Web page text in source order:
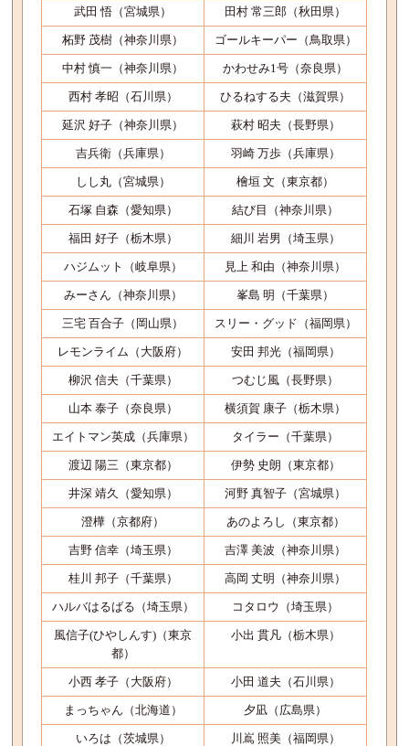
武田 悟（宮城県） 田村 常三郎（秋田県）
柘野 茂樹（神奈川県） ゴールキーパー（鳥取県）
中村 慎一（神奈川県） かわせみ1号（奈良県）
西村 孝昭（石川県） ひるねする夫（滋賀県）
延沢 好子（神奈川県） 萩村 昭夫（長野県）
吉兵衛（兵庫県） 羽崎 万歩（兵庫県）
しし丸（宮城県） 檜垣 文（東京都）
石塚 自森（愛知県） 結び目（神奈川県）
福田 好子（栃木県） 細川 岩男（埼玉県）
ハジムット（岐阜県） 見上 和由（神奈川県）
みーさん（神奈川県） 峯島 明（千葉県）
三宅 百合子（岡山県） スリー・グッド（福岡県）
レモンライム（大阪府） 安田 邦光（福岡県）
柳沢 信夫（千葉県） つむじ風（長野県）
山本 泰子（奈良県） 横須賀 康子（栃木県）
エイトマン英成（兵庫県） タイラー（千葉県）
渡辺 陽三（東京都） 伊勢 史朗（東京都）
井深 靖久（愛知県） 河野 真智子（宮城県）
澄樺（京都府） あのよろし（東京都）
吉野 信幸（埼玉県） 吉澤 美波（神奈川県）
桂川 邦子（千葉県） 高岡 丈明（神奈川県）
ハルバはるばる（埼玉県） コタロウ（埼玉県）
風信子(ひやしんす)（東京
都）
小出 貫凡（栃木県）
小西 孝子（大阪府） 小田 道夫（石川県）
まっちゃん（北海道） 夕凪（広島県）
いろは（茨城県） 川嶌 照美（福岡県）